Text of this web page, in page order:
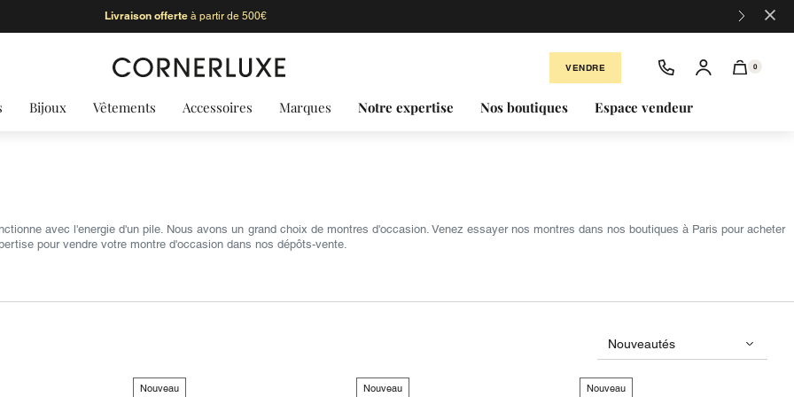
Livraison offerteà partir de 500€ ×
VENDRE 0
Bijoux Vêtements Accessoires Marques Notre expertise Nos boutiques Espace vendeur
avec l'energie d'un pile. Nous avons un grand choix de montres d'occasion. Venez essayer nos montres dans nos boutiques à Paris pour acheter
pour vendre votre montre d'occasion dans nos dépôts-vente.
Nouveau Nouveau Nouveau